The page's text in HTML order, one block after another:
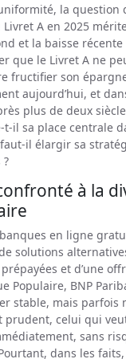
la question
A en 2025 mérite
et la baisse récente
que le Livret A ne
fructifier son
aujourd’hui, et
plus de deux
t-il sa place centrale
il élargir sa
à la
banques en ligne
solutions
et d’une
Populaire, BNP
stable, mais parfois
prudent, celui qui
sans
dans les